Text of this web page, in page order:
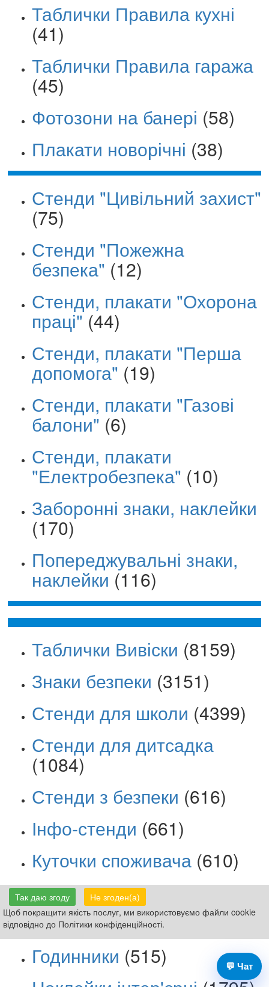
Так даю згоду
Не згоден(а)
Щоб покращити якість послуг, ми використовуємо файли cookie
відповідно до Політики конфіденційності.
Таблички Правила кухні
(41)
Таблички Правила гаража
(45)
Фотозони на банері (58)
Плакати новорічні (38)
Стенди "Цивільний захист"
(75)
Стенди "Пожежна
безпека" (12)
Стенди, плакати "Охорона
праці" (44)
Стенди, плакати "Перша
допомога" (19)
Стенди, плакати "Газові
балони" (6)
Стенди, плакати
"Електробезпека" (10)
Заборонні знаки, наклейки
(170)
Попереджувальні знаки,
наклейки (116)
Таблички Вивіски (8159)
Знаки безпеки (3151)
Стенди для школи (4399)
Стенди для дитсадка
(1084)
Стенди з безпеки (616)
Інфо-стенди (661)
Куточки споживача (610)
Кишені пластикові(318)
Цінники Буклетиці (358)
Годинники (515)
💬 Чат